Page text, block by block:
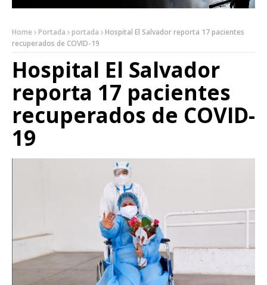
Home Portada portada
Hospital El Salvador reporta 17 pacientes
recuperados de COVID-19
Hospital El Salvador
reporta 17 pacientes
recuperados de COVID-
19